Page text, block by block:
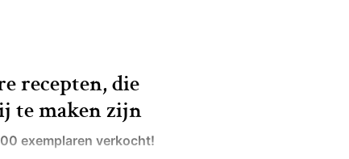
recepten, die
te maken zijn
exemplaren verkocht!